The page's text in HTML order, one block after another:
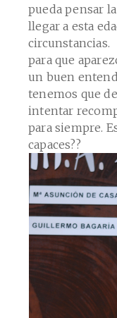
pueda pensar
llegar a esta
circunstancias.
para que
un buen
tenemos que
intentar
para siempre.
capaces??